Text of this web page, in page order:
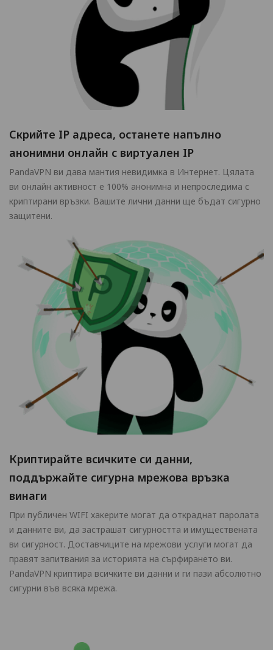
Скрийте IP адреса, останете напълно
анонимни онлайн с виртуален IP
PandaVPN ви дава мантия невидимка в Интернет. Цялата
ви онлайн активност е 100% анонимна и непроследима с
криптирани връзки. Вашите лични данни ще бъдат сигурно
защитени.
Криптирайте всичките си данни,
поддържайте сигурна мрежова връзка
винаги
При публичен WIFI хакерите могат да откраднат паролата
и данните ви, да застрашат сигурността и имуществената
ви сигурност. Доставчиците на мрежови услуги могат да
правят запитвания за историята на сърфирането ви.
PandaVPN криптира всичките ви данни и ги пази абсолютно
сигурни във всяка мрежа.